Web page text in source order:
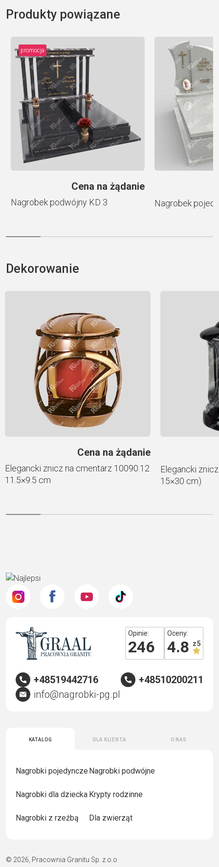
t
Produkty powiązane
promocja
Cena na żądanie
Nagrobek podwójny KD 3 Nagrobek
Dekorowanie
Cena na żądanie
Elegancki znicz na cmentarz 10090.12
11.5×9.5 cm
Elegancki
15×30 cm)
Katalog Dla klienta O nas
Nagrobki pojedyncze Nagrobki podwójne
Nagrobki dla dziecka Krypty rodzinne
Nagrobki z rzeźbą Dla zwierząt
Opinie:
246
Oceny:
4.8 z 5
+48519442716
+48510200211
info@nagrobki-pg.pl
© 2026, Pracownia Granitu Sp. z.o.o